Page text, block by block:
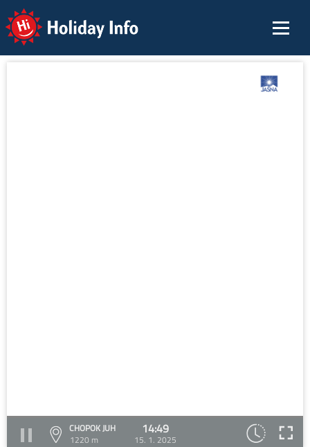
Holiday Info
CHOPOK JUH
1220 m
14:49
15. 1. 2025